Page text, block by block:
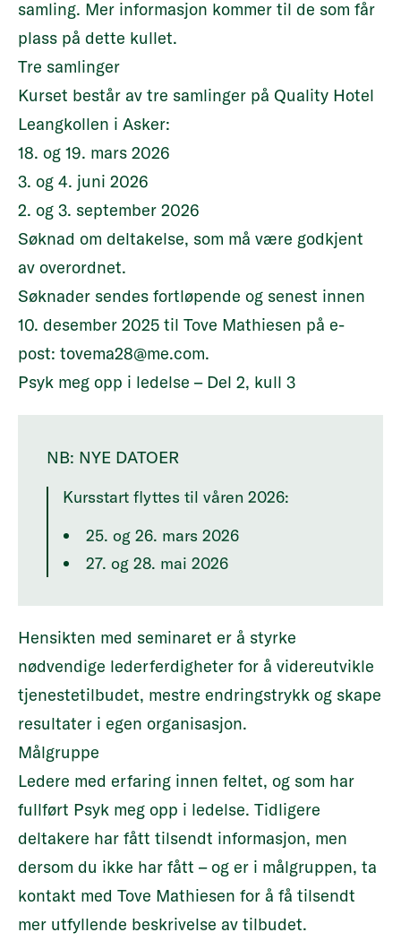
samling. Mer informasjon kommer til de som får
plass på dette kullet.
Tre samlinger
Kurset består av tre samlinger på Quality Hotel
Leangkollen i Asker:
18. og 19. mars 2026
3. og 4. juni 2026
2. og 3. september 2026
Søknad om deltakelse, som må være godkjent
av overordnet.
Søknader sendes fortløpende og senest innen
10. desember 2025 til Tove Mathiesen på e-
post: tovema28@me.com.
Psyk meg opp i ledelse – Del 2, kull 3
NB: NYE DATOER
Kursstart flyttes til våren 2026:
25. og 26. mars 2026
27. og 28. mai 2026
Hensikten med seminaret er å styrke
nødvendige lederferdigheter for å videreutvikle
tjenestetilbudet, mestre endringstrykk og skape
resultater i egen organisasjon.
Målgruppe
Ledere med erfaring innen feltet, og som har
fullført Psyk meg opp i ledelse. Tidligere
deltakere har fått tilsendt informasjon, men
dersom du ikke har fått – og er i målgruppen, ta
kontakt med Tove Mathiesen for å få tilsendt
mer utfyllende beskrivelse av tilbudet.